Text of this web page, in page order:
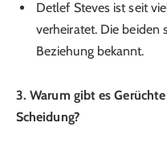
Detlef Steves ist seit
verheiratet. Die beiden
Beziehung bekannt.
3. Warum gibt es
Scheidung?